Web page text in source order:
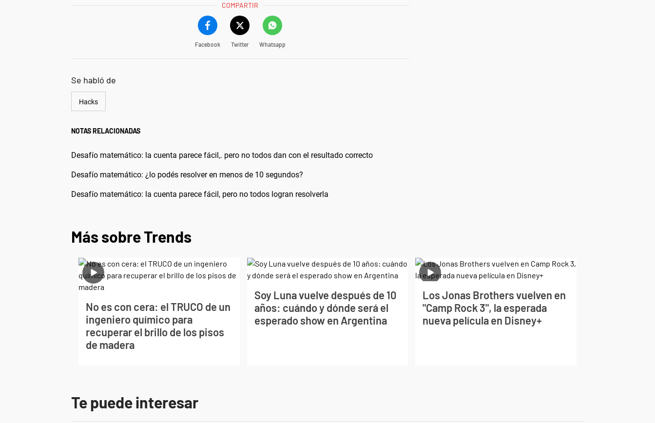
COMPARTIR
Facebook Twitter Whatsapp
Se habló de
Hacks
NOTAS RELACIONADAS
Desafío matemático: la cuenta parece fácil,. pero no todos dan con el resultado correcto
Desafío matemático: ¿lo podés resolver en menos de 10 segundos?
Desafío matemático: la cuenta parece fácil, pero no todos logran resolverla
Más sobre Trends
No es con cera: el TRUCO de un
ingeniero químico para
recuperar el brillo de los pisos
de madera
Soy Luna vuelve después de 10
años: cuándo y dónde será el
esperado show en Argentina
Los Jonas Brothers vuelven en
"Camp Rock 3", la esperada
nueva película en Disney+
Te puede interesar